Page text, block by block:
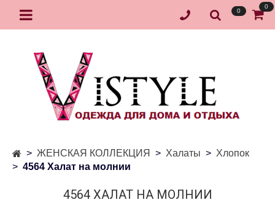
0
0
ЖЕНСКАЯ КОЛЛЕКЦИЯ Халаты
Хлопок
4564 Халат на молнии
4564 ХАЛАТ НА МОЛНИИ